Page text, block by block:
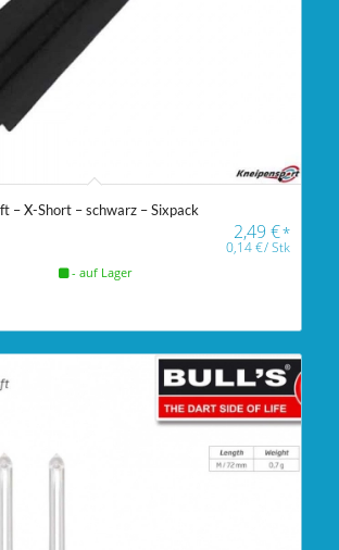
– X-Short – schwarz – Sixpack
2,49€*
0,14€/Stk
- auf Lager